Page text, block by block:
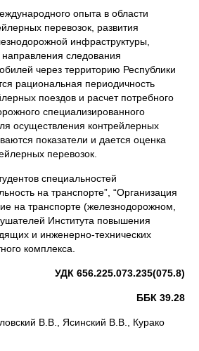
опыта в области
перевозок, развития
инфраструктуры,
следования
через территорию Республики
рациональная периодичность
поездов и расчет потребного
специализированного
осуществления контрейлерных
показатели и дается оценка
перевозок.
специальностей
на транспорте”, “Организация
на транспорте (железнодорожном,
Института повышения
и инженерно-технических
комплекса.
УДК 656.225.073.235(075.8)
ББК 39.28
В.В., Ясинский В.В., Курако